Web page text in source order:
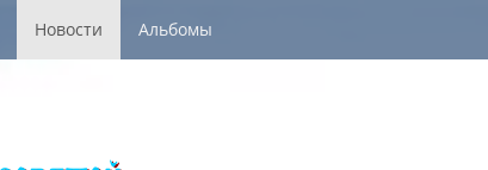
Новости Альбомы